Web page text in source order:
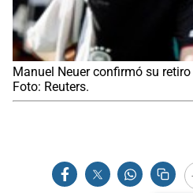
Manuel Neuer confirmó su
Foto: Reuters.